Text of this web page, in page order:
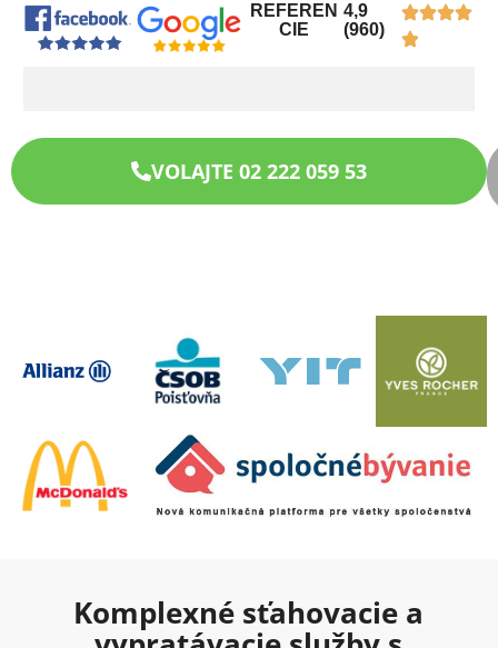
REFEREN
CIE
4,9
(960)
VOLAJTE 02 222 059 53
Komplexné sťahovacie a